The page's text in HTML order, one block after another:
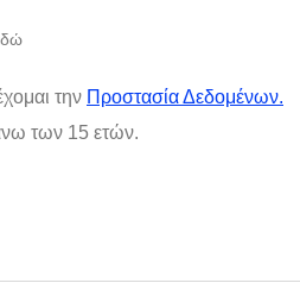
την Προστασία Δεδομένων.
των 15 ετών.